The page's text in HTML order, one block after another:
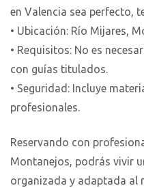
en Valencia sea perfecto,
• Ubicación: Río Mijares,
• Requisitos: No es
con guías titulados.
• Seguridad: Incluye
profesionales.
Reservando con
Montanejos, podrás vivir
organizada y adaptada al